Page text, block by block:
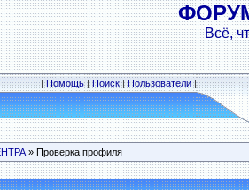
Всё,
|Помощь|Поиск|Пользователи|
» Проверка профиля